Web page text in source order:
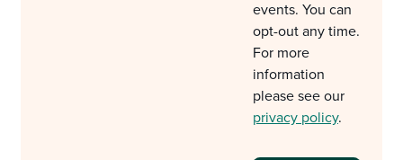
events. You can
opt-out any time.
For more
information
please see our
privacy policy.